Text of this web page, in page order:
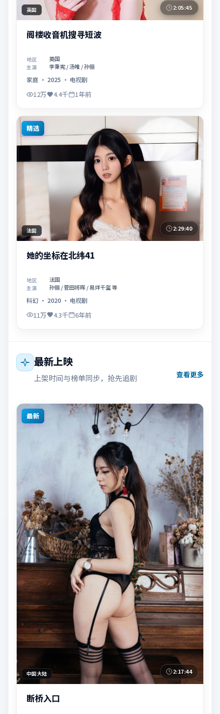
英国 2:05:45
阁楼收音机搜寻短波
地区 英国
主演 李秉宪 / 汤唯 / 孙俪
家庭 · 2025 · 电视剧
12万 4.4千 1年前
精选
法国 2:29:40
她的坐标在北纬41
地区 法国
主演 孙俪 / 菅田将晖 / 易烊千玺 等
科幻 · 2020 · 电视剧
11万 4.3千 6年前
最新上映
上架时间与榜单同步，抢先追剧 查看更多
最新
中国大陆 2:17:44
断桥入口